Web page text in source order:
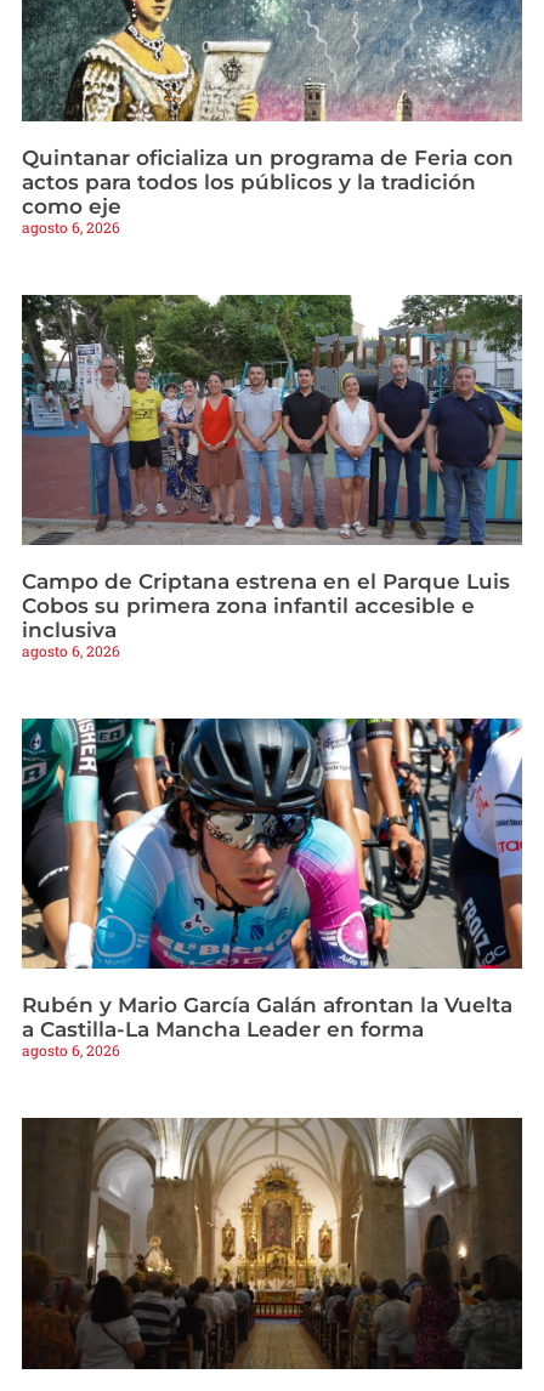
Quintanar oficializa un programa de Feria con
actos para todos los públicos y la tradición
como eje
agosto 6, 2026
Campo de Criptana estrena en el Parque Luis
Cobos su primera zona infantil accesible e
inclusiva
agosto 6, 2026
Rubén y Mario García Galán afrontan la Vuelta
a Castilla-La Mancha Leader en forma
agosto 6, 2026